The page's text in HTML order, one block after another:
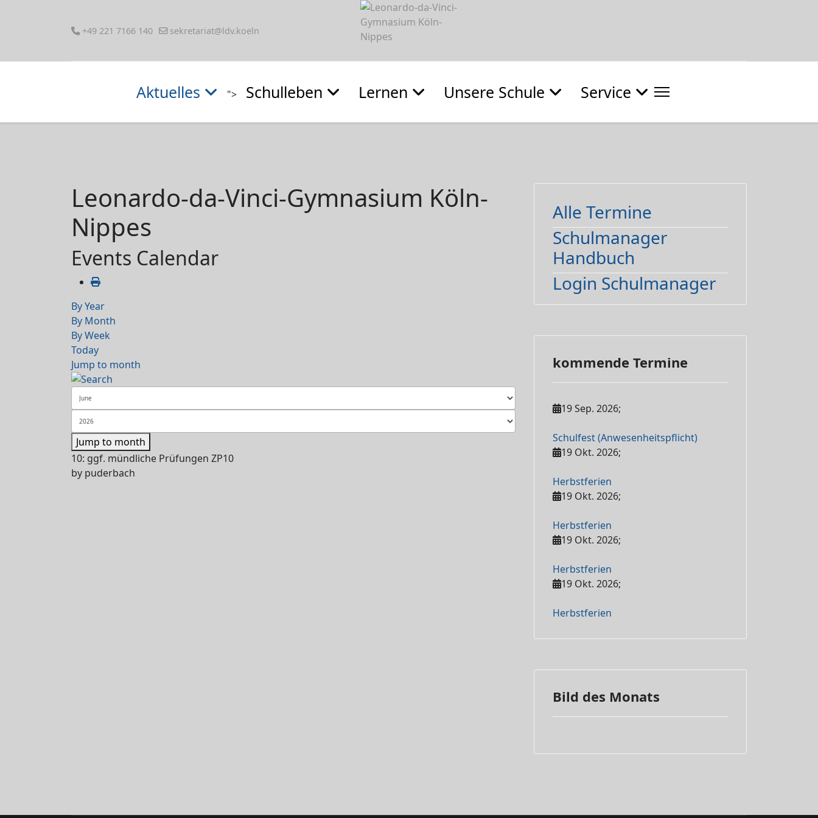
+49 221 7166 140 sekretariat@ldv.koeln
Aktuelles "> Schulleben Lernen Unsere Schule Service
Leonardo-da-Vinci-Gymnasium Köln-
Nippes
Events Calendar
By Year
By Month
By Week
Today
Jump to month
Jump to month
10: ggf. mündliche Prüfungen ZP10
by puderbach
Alle Termine
Schulmanager
Handbuch
Login Schulmanager
kommende Termine
19 Sep. 2026;
Schulfest (Anwesenheitspflicht)
19 Okt. 2026;
Herbstferien
19 Okt. 2026;
Herbstferien
19 Okt. 2026;
Herbstferien
19 Okt. 2026;
Herbstferien
Bild des Monats